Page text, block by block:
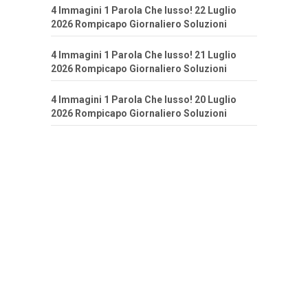
4 Immagini 1 Parola Che lusso! 22 Luglio
2026 Rompicapo Giornaliero Soluzioni
4 Immagini 1 Parola Che lusso! 21 Luglio
2026 Rompicapo Giornaliero Soluzioni
4 Immagini 1 Parola Che lusso! 20 Luglio
2026 Rompicapo Giornaliero Soluzioni